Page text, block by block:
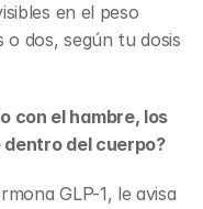
en el peso
o dos, según tu dosis
con el hambre, los
dentro del cuerpo?
GLP-1, le avisa